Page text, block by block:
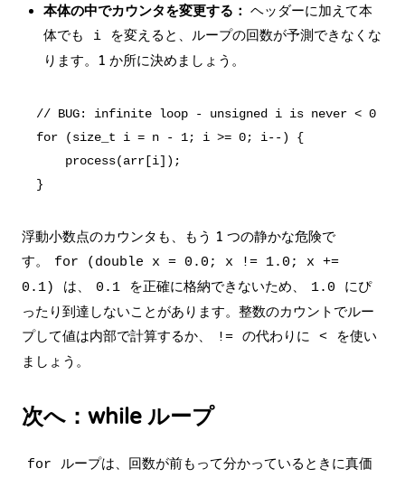
本体の中でカウンタを変更する： ヘッダーに加えて本
体でも
i
を変えると、ループの回数が予測できなくな
ります。1 か所に決めましょう。
// BUG: infinite loop - unsigned i is never < 0
for (size_t i = n - 1; i >= 0; i--) {
    process(arr[i]);
浮動小数点のカウンタも、もう 1 つの静かな危険で
す。
for (double x = 0.0; x != 1.0; x +=
0.1)
は、 0.1 を正確に格納できないため、 1.0
にぴ
ったり到達しないことがあります。整数のカウントでルー
プして値は内部で計算するか、
!= の代わりに <
を使い
ましょう。
次へ：while ループ
for
ループは、回数が前もって分かっているときに真価